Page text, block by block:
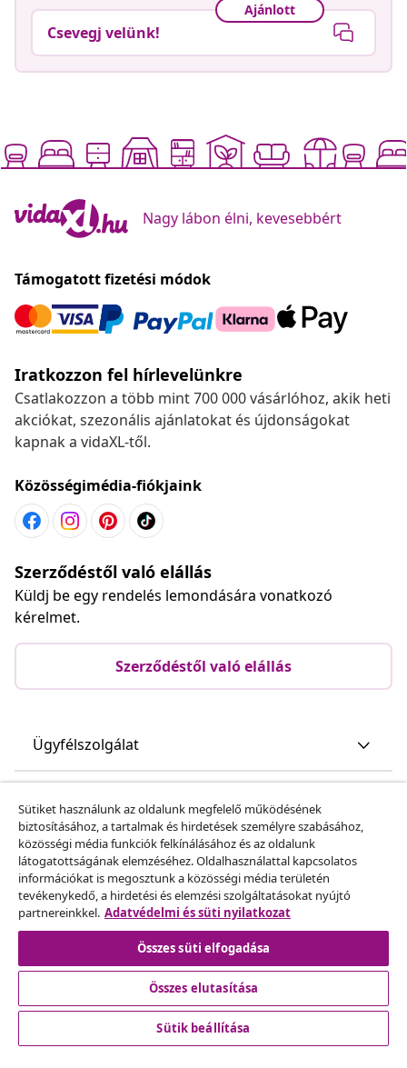
Ajánlott
Csevegj velünk!
Nagy lábon élni, kevesebbért
Támogatott fizetési módok
Iratkozzon fel hírlevelünkre
Csatlakozzon a több mint 700 000 vásárlóhoz, akik heti
akciókat, szezonális ajánlatokat és újdonságokat
kapnak a vidaXL-től.
Közösségimédia-fiókjaink
Szerződéstől való elállás
Küldj be egy rendelés lemondására vonatkozó
kérelmet.
Szerződéstől való elállás
Ügyfélszolgálat
vidaXL
Fedezz fel többet
© 2008-2026 vidaXL A www.vidaxl.hu a vidaXL Marketplace
Sütiket használunk az oldalunk megfelelő működésének
biztosításához, a tartalmak és hirdetések személyre szabásához,
közösségi média funkciók felkínálásához és az oldalunk
látogatottságának elemzéséhez. Oldalhasználattal kapcsolatos
információkat is megosztunk a közösségi média területén
tevékenykedő, a hirdetési és elemzési szolgáltatásokat nyújtó
partnereinkkel. Adatvédelmi és süti nyilatkozat
Összes süti elfogadása
Összes elutasítása
Sütik beállítása